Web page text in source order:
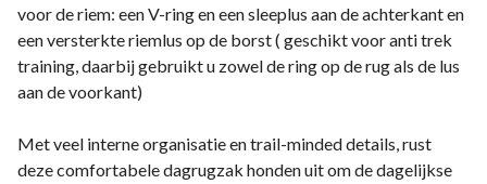
voor de riem: een V-ring en een sleeplus aan de achterkant en
een versterkte riemlus op de borst ( geschikt voor anti trek
training, daarbij gebruikt u zowel de ring op de rug als de lus
aan de voorkant)
Met veel interne organisatie en trail-minded details, rust
deze comfortabele dagrugzak honden uit om de dagelijkse